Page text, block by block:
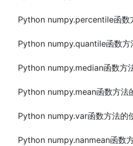
Python numpy.percentile函数
Python numpy.quantile函数方
Python numpy.median函数方
Python numpy.mean函数方法
Python numpy.var函数方法的
Python numpy.nanmean函数